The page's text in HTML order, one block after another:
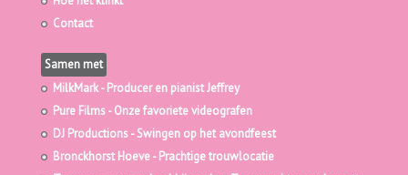
Menu
Wie zijn wij
Hoe werkt het
Wat kost het
Hoe het klinkt